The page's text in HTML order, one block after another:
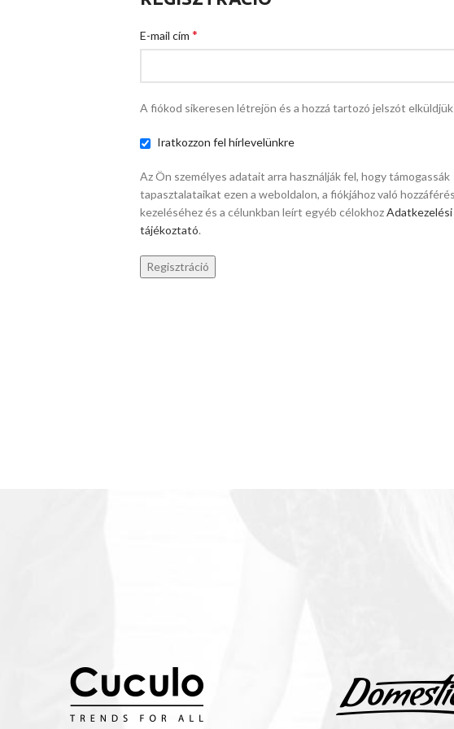
E-mail cím *
A fiókod sikeresen létrejön és a hozzá tartozó jelszót
Iratkozzon fel hírlevelünkre
Az Ön személyes adatait arra használják fel, hogy támogassák
tapasztalataikat ezen a weboldalon, a fiókjához való hozzáférés
kezeléséhez és a célunkban leírt egyéb célokhozAdatkezelési
tájékoztató.
Regisztráció